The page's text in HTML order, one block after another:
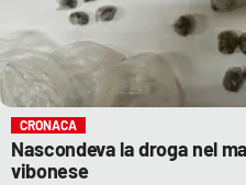
CRONACA
Nascondeva la droga nel
vibonese